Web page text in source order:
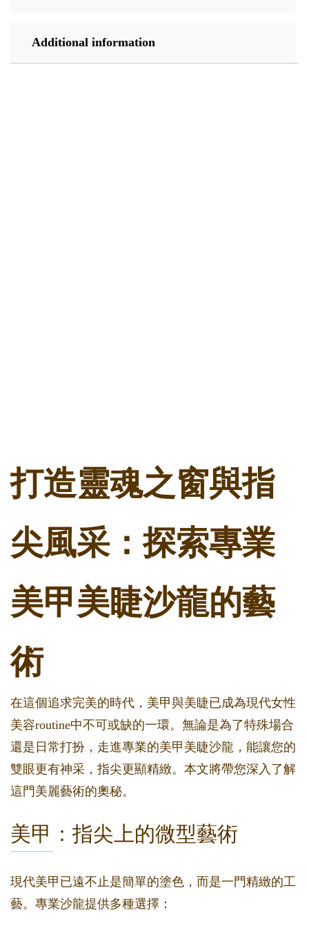
Additional information
打造靈魂之窗與指
尖風采：探索專業
美甲美睫沙龍的藝
術
在這個追求完美的時代，美甲與美睫已成為現代女性
美容routine中不可或缺的一環。無論是為了特殊場合
還是日常打扮，走進專業的美甲美睫沙龍，能讓您的
雙眼更有神采，指尖更顯精緻。本文將帶您深入了解
這門美麗藝術的奧秘。
美甲：指尖上的微型藝術
現代美甲已遠不止是簡單的塗色，而是一門精緻的工
藝。專業沙龍提供多種選擇：